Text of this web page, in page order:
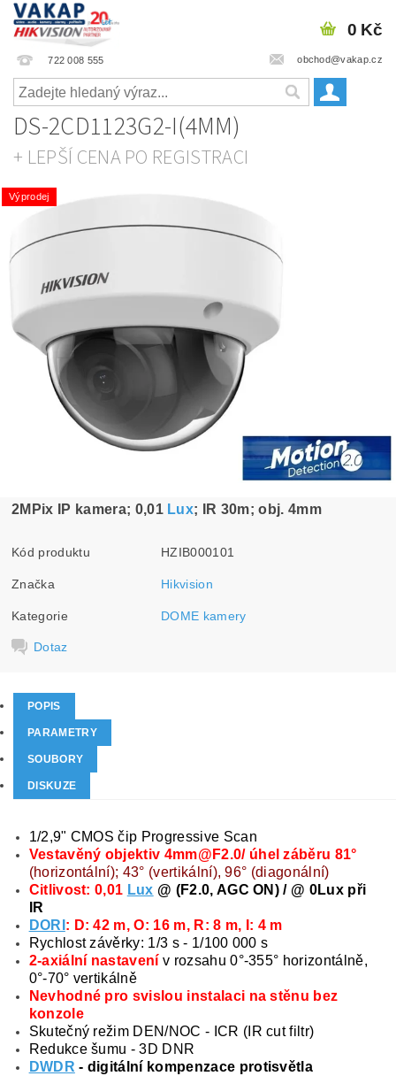
722 008 555 obchod@vakap.cz
0 Kč
DS-2CD1123G2-I(4MM)
+ LEPŠÍ CENA PO REGISTRACI
Výprodej
2MPix IP kamera; 0,01 Lux; IR 30m; obj. 4mm
Kód produktu HZIB000101
Značka Hikvision
Kategorie DOME kamery
Dotaz
POPIS
PARAMETRY
SOUBORY
DISKUZE
1/2,9" CMOS čip Progressive Scan
Vestavěný objektiv 4mm@F2.0/ úhel záběru 81°
(horizontální); 43° (vertikální), 96° (diagonální)
Citlivost: 0,01 Lux @ (F2.0, AGC ON) / @ 0Lux při
IR
DORI : D: 42 m, O: 16 m, R: 8 m, I: 4 m
Rychlost závěrky: 1/3 s - 1/100 000 s
2-axiální nastavení v rozsahu 0°-355° horizontálně,
0°-70° vertikálně
Nevhodné pro svislou instalaci na stěnu bez
konzole
Skutečný režim DEN/NOC - ICR (IR cut filtr)
Redukce šumu - 3D DNR
DWDR - digitální kompenzace protisvětla